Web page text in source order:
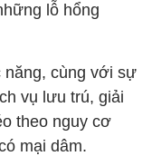
lỗ hổng
năng, cùng với sự
vụ lưu trú, giải
theo nguy cơ
mại dâm.